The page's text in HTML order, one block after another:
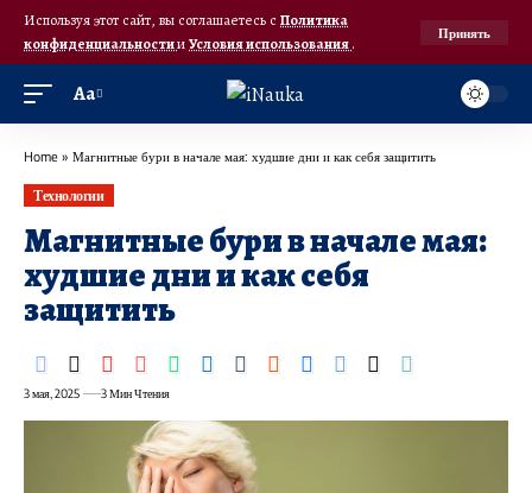
Используя этот сайт, вы соглашаетесь с Политика
конфиденциальностииУсловия использования.
Принять
Аа
Home » Магнитные бури в начале мая: худшие дни и как себя защитить
Технологии
Магнитные бури в начале мая:
худшие дни и как себя
защитить
3 мая, 2025 3 Мин Чтения